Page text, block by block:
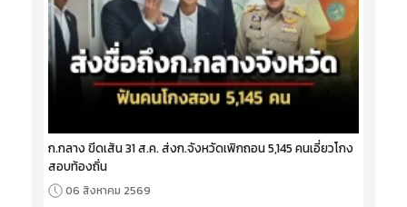
ก.กลาง ขีดเส้น 31 ส.ค. ส่งก.จังหวัดเพิกถอน 5,145 คนเอี่ยวโกง
สอบท้องถิ่น
06 สิงหาคม 2569